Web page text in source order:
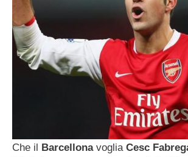
Che il Barcellonavoglia Cesc